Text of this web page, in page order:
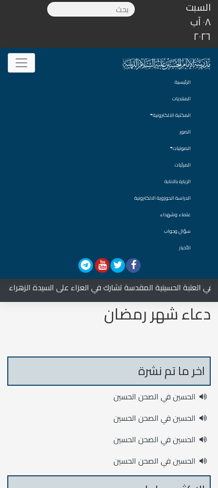
السبت
٠٨ آب
٢٠٢٦
الرئيسية
المنتديات
المكتبة الالكترونية
الصور
الصوتيات
المرئيات
الزيارة بالانابة
الدراسة الحوزوية الالكترونية
علماء وشهداء
سؤال وجواب
الأخبار
العتبة الحسينية المقدسة تشارك في العزاء على السيدة الزهراء
دعاء شهر رمضان
اخر ما تم نشرة
الحسين في الصحن الحسين
الحسين في الصحن الحسين
الحسين في الصحن الحسين
الحسين في الصحن الحسين